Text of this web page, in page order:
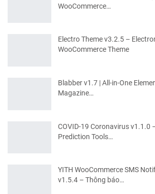
WooCommerce…
Electro Theme v3.2.5 –
WooCommerce Theme
Blabber v1.7 | All-in-One
Magazine…
COVID-19 Coronavirus v1.1.0
Prediction Tools…
YITH WooCommerce SMS
v1.5.4 – Thông báo…